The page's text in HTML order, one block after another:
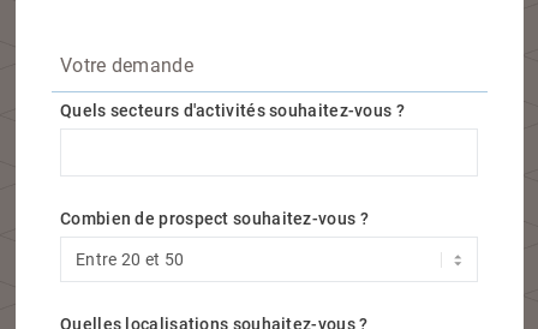
Votre demande
Quels secteurs d'activités souhaitez-vous ?
Combien de prospect souhaitez-vous ?
Quelles localisations souhaitez-vous ?